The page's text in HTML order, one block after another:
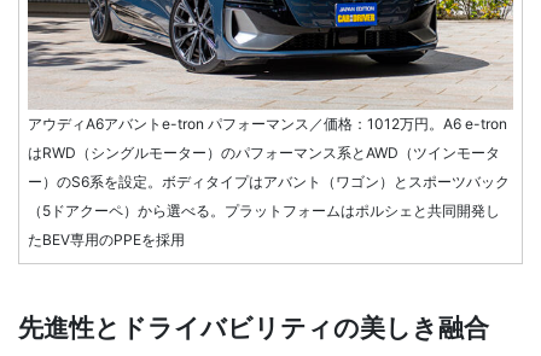
アウディA6アバントe-tron パフォーマンス／価格：1012万円。A6 e-tron
はRWD（シングルモーター）のパフォーマンス系とAWD（ツインモータ
ー）のS6系を設定。ボディタイプはアバント（ワゴン）とスポーツバック
（5ドアクーペ）から選べる。プラットフォームはポルシェと共同開発し
たBEV専用のPPEを採用
先進性とドライバビリティの美しき融合